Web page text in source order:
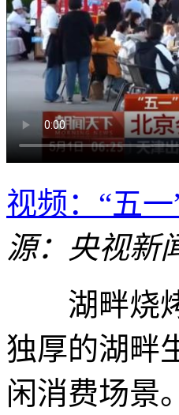
视频：“五
源：央视新
湖畔烧烤
独厚的湖畔
闲消费场景。